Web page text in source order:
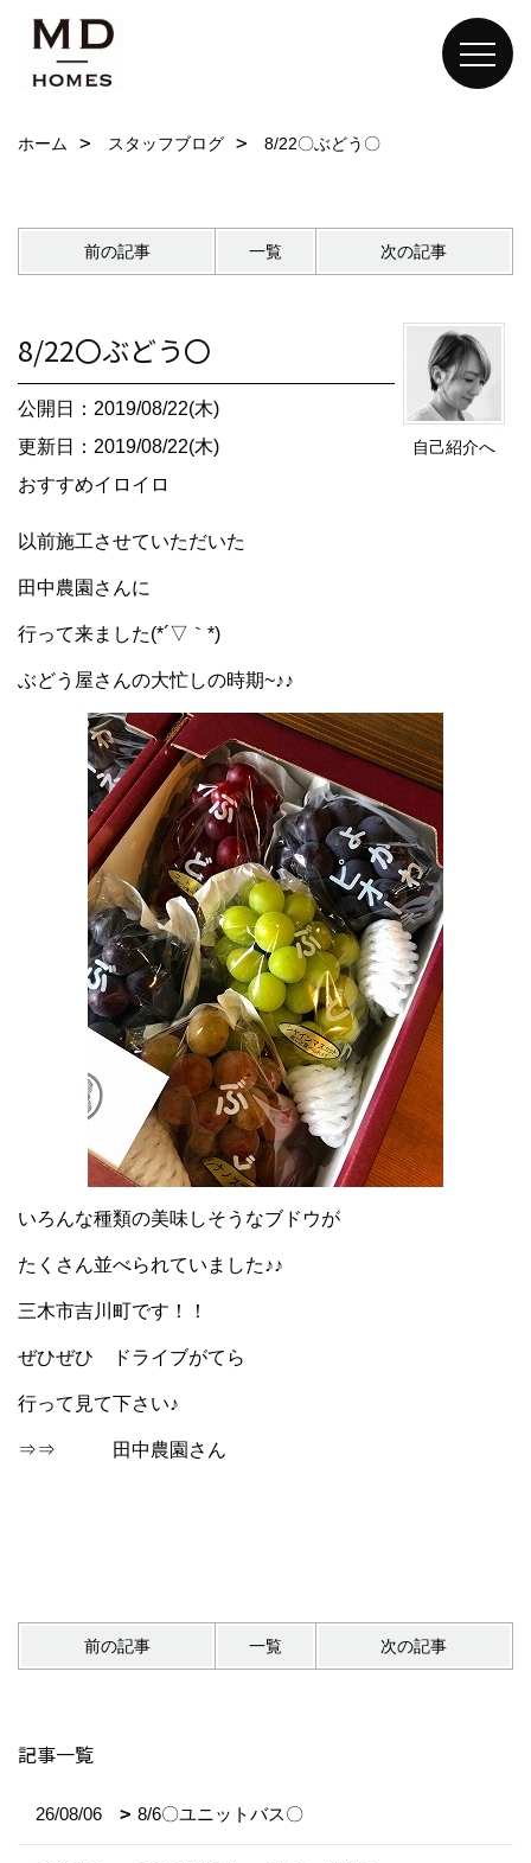
ホーム スタッフブログ 8/22〇ぶどう〇
前の記事 一覧 次の記事
自己紹介へ
8/22〇ぶどう〇
公開日：2019/08/22(木)
更新日：2019/08/22(木)
おすすめイロイロ
以前施工させていただいた
田中農園さんに
行って来ました(*´▽｀*)
ぶどう屋さんの大忙しの時期~♪♪
いろんな種類の美味しそうなブドウが
たくさん並べられていました♪♪
三木市吉川町です！！
ぜひぜひ ドライブがてら
行って見て下さい♪
⇒⇒ 田中農園さん
前の記事 一覧 次の記事
記事一覧
26/08/06 8/6〇ユニットバス〇